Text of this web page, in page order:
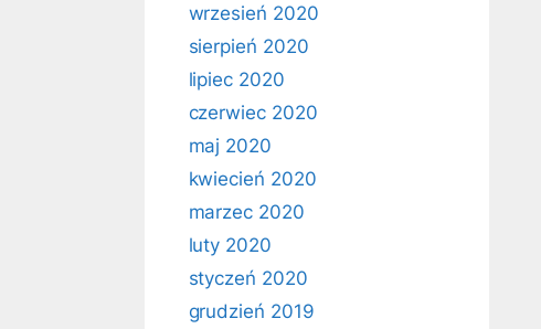
wrzesień 2020
sierpień 2020
lipiec 2020
czerwiec 2020
maj 2020
kwiecień 2020
marzec 2020
luty 2020
styczeń 2020
grudzień 2019